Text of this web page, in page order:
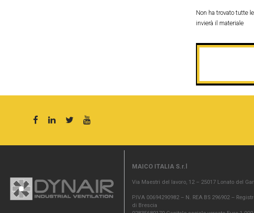
Non ha trovato tutte
invierà il materiale
MAICO ITALIA S.r.l
Via Maestri del lavoro, 12 – 25017 Lonato del
P.IVA 00694290982 – N. REA BS 296902 –
di Brescia